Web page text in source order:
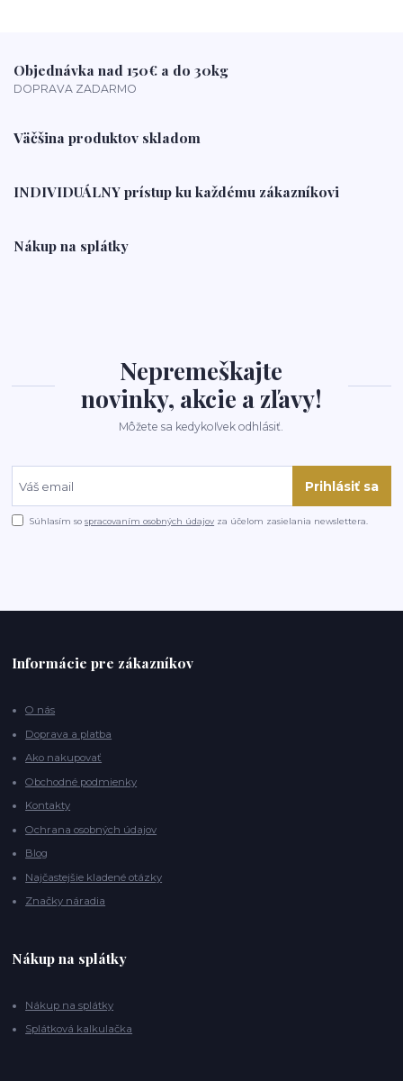
Objednávka nad 150€ a do 30kg
DOPRAVA ZADARMO
Väčšina produktov skladom
INDIVIDUÁLNY prístup ku každému zákazníkovi
Nákup na splátky
Nepremeškajte
novinky, akcie a zľavy!
Môžete sa kedykoľvek odhlásiť.
Prihlásiť sa
Súhlasím sospracovaním osobných údajov za účelom zasielania newslettera.
Informácie pre zákazníkov
O nás
Doprava a platba
Ako nakupovať
Obchodné podmienky
Kontakty
Ochrana osobných údajov
Blog
Najčastejšie kladené otázky
Značky náradia
Nákup na splátky
Nákup na splátky
Splátková kalkulačka